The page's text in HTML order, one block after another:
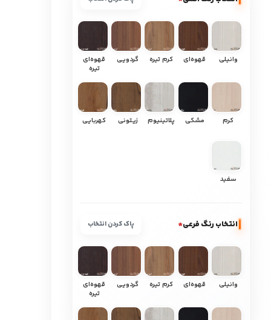
وانیلی قهوه‌ای کرم تیره گردویی
قهوه‌ای
تیره
کرم مشکی پلاتینیوم زیتونی کهربایی
سفید
انتخاب رنگ فرعی* پاک کردن انتخاب
وانیلی قهوه‌ای کرم تیره گردویی
قهوه‌ای
تیره